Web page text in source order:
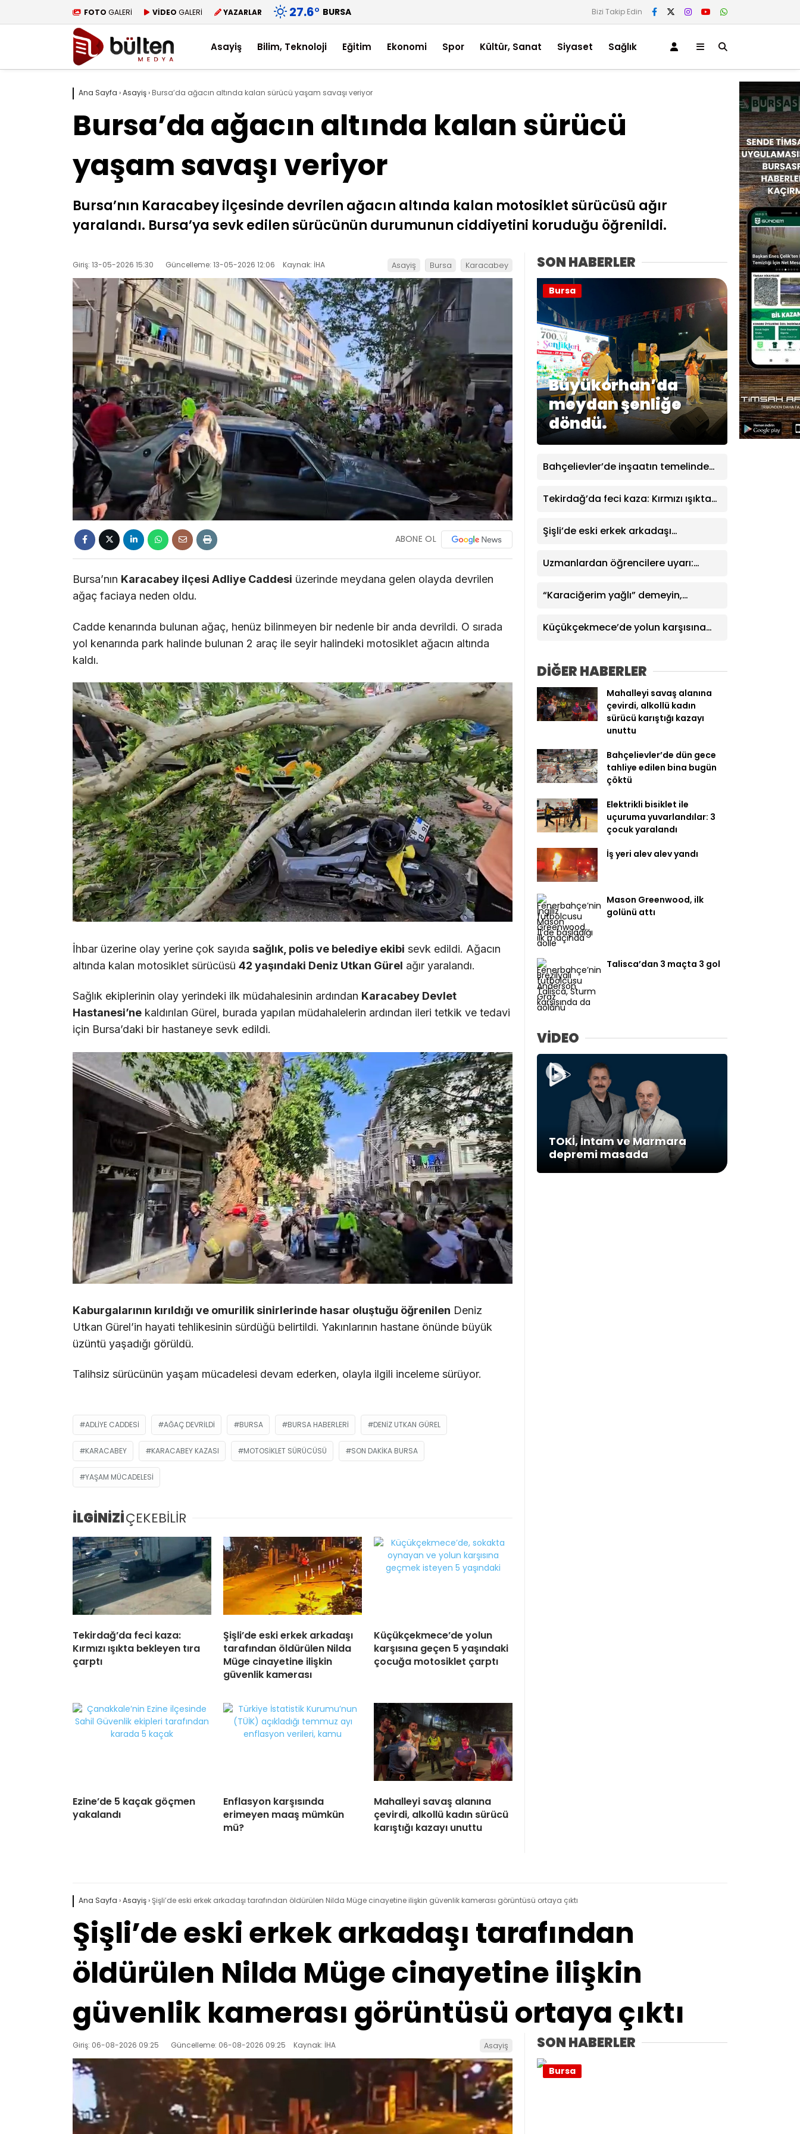
FOTO GALERİ VİDEO GALERİ YAZARLAR 27.6° BURSA Bizi Takip Edin
Asayiş Bilim, Teknoloji Eğitim Ekonomi Spor Kültür, Sanat Siyaset Sağlık
Ana Sayfa ›Asayiş› Bursa’da ağacın altında kalan sürücü yaşam savaşı veriyor
Bursa’da ağacın altında kalan sürücü
yaşam savaşı veriyor
Bursa’nın Karacabey ilçesinde devrilen ağacın altında kalan motosiklet sürücüsü ağır
yaralandı. Bursa’ya sevk edilen sürücünün durumunun ciddiyetini koruduğu öğrenildi.
Giriş: 13-05-2026 15:30 Güncelleme: 13-05-2026 12:06 Kaynak: İHA Asayiş Bursa Karacabey
ABONE OL
Bursa’nın Karacabey ilçesi Adliye Caddesi üzerinde meydana gelen olayda devrilen
ağaç faciaya neden oldu.
Cadde kenarında bulunan ağaç, henüz bilinmeyen bir nedenle bir anda devrildi. O sırada
yol kenarında park halinde bulunan 2 araç ile seyir halindeki motosiklet ağacın altında
kaldı.
İhbar üzerine olay yerine çok sayıda sağlık, polis ve belediye ekibi sevk edildi. Ağacın
altında kalan motosiklet sürücüsü 42 yaşındaki Deniz Utkan Gürel ağır yaralandı.
Sağlık ekiplerinin olay yerindeki ilk müdahalesinin ardından Karacabey Devlet
Hastanesi’ne kaldırılan Gürel, burada yapılan müdahalelerin ardından ileri tetkik ve tedavi
için Bursa’daki bir hastaneye sevk edildi.
Kaburgalarının kırıldığı ve omurilik sinirlerinde hasar oluştuğu öğrenilen Deniz
Utkan Gürel’in hayati tehlikesinin sürdüğü belirtildi. Yakınlarının hastane önünde büyük
üzüntü yaşadığı görüldü.
Talihsiz sürücünün yaşam mücadelesi devam ederken, olayla ilgili inceleme sürüyor.
ADLIYE CADDESI AĞAÇ DEVRILDI BURSA BURSA HABERLERI DENIZ UTKAN GÜREL
KARACABEY KARACABEY KAZASI MOTOSIKLET SÜRÜCÜSÜ SON DAKIKA BURSA
YAŞAM MÜCADELESI
İLGİNİZİÇEKEBİLİR
Tekirdağ’da feci kaza:
Kırmızı ışıkta bekleyen tıra
çarptı
Şişli’de eski erkek arkadaşı
tarafından öldürülen Nilda
Müge cinayetine ilişkin
güvenlik kamerası
Küçükçekmece’de yolun
karşısına geçen 5 yaşındaki
çocuğa motosiklet çarptı
Ezine’de 5 kaçak göçmen
yakalandı
Enflasyon karşısında
erimeyen maaş mümkün
mü?
Mahalleyi savaş alanına
çevirdi, alkollü kadın sürücü
karıştığı kazayı unuttu
SON HABERLER
Büyükorhan’da
meydan şenliğe
döndü.
Bursa
Bahçelievler’de inşaatın temelinde
Tekirdağ’da feci kaza: Kırmızı ışıkta
Şişli’de eski erkek arkadaşı
cinayetine ilişkin güvenlik kamerası
görüntüsü ortaya çıktı
Uzmanlardan öğrencilere uyarı:
“Karaciğerim yağlı” demeyin,
Küçükçekmece’de yolun karşısına
DİĞER HABERLER
Mahalleyi savaş alanına
çevirdi, alkollü kadın
sürücü karıştığı kazayı
unuttu
Bahçelievler’de dün gece
tahliye edilen bina bugün
çöktü
Elektrikli bisiklet ile
uçuruma yuvarlandılar: 3
çocuk yaralandı
İş yeri alev alev yandı
Mason Greenwood, ilk
golünü attı
Talisca’dan 3 maçta 3 gol
VİDEO
TOKİ, İntam ve Marmara
depremi masada
Ana Sayfa ›Asayiş›Şişli’de eski erkek arkadaşı tarafından öldürülen Nilda Müge cinayetine ilişkin güvenlik kamerası görüntüsü ortaya çıktı
Şişli’de eski erkek arkadaşı tarafından
öldürülen Nilda Müge cinayetine ilişkin
güvenlik kamerası görüntüsü ortaya çıktı
Giriş: 06-08-2026 09:25 Güncelleme: 06-08-2026 09:25 Kaynak: İHA Asayiş SON HABERLER
Bursa